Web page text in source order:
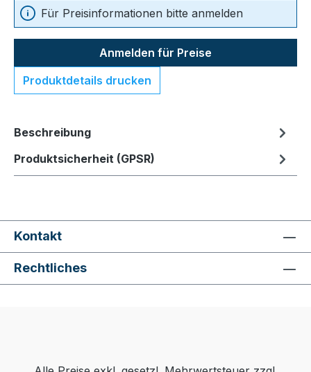
Für Preisinformationen bitte anmelden
Anmelden für Preise
Produktdetails drucken
Beschreibung
Produktsicherheit (GPSR)
Kontakt
Rechtliches